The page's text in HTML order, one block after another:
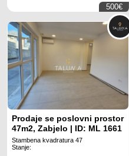
500€
Prodaje se poslovni prostor
47m2, Zabjelo | ID: ML 1661
Stambena kvadratura 47
Stanje: